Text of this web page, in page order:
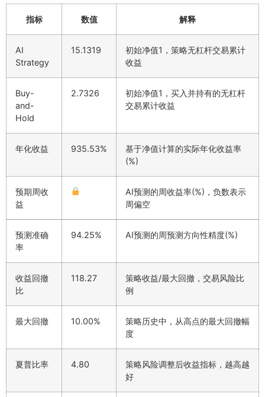
指标 数值 解释
AI
Strategy
15.1319
初始净值1，策略无杠杆交易累计
收益
Buy-
and-
Hold
2.7326
初始净值1，买入并持有的无杠杆
交易累计收益
年化收益 935.53%
基于净值计算的实际年化收益率
(%)
预期周收
益
AI预测的周收益率(%)，负数表示
周偏空
预测准确
率
94.25% AI预测的周预测方向性精度(%)
收益回撤
比
118.27
策略收益/最大回撤，交易风险比
例
最大回撤 10.00%
策略历史中，从高点的最大回撤幅
度
夏普比率 4.80
策略风险调整后收益指标，越高越
好